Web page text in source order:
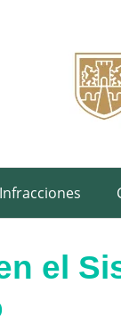
Infracciones
el